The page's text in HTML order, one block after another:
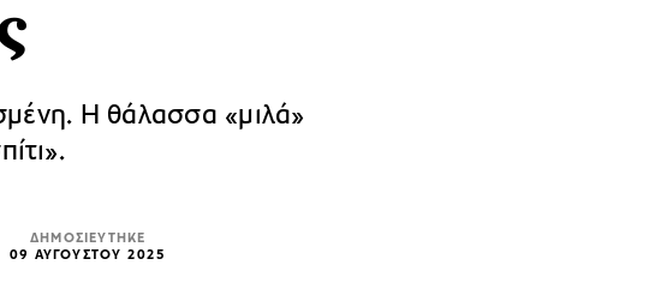
Η θάλασσα «μιλά»
ΔΗΜΟΣΙΕΥΤΗΚΕ
09 ΑΥΓΟΥΣΤΟΥ 2025